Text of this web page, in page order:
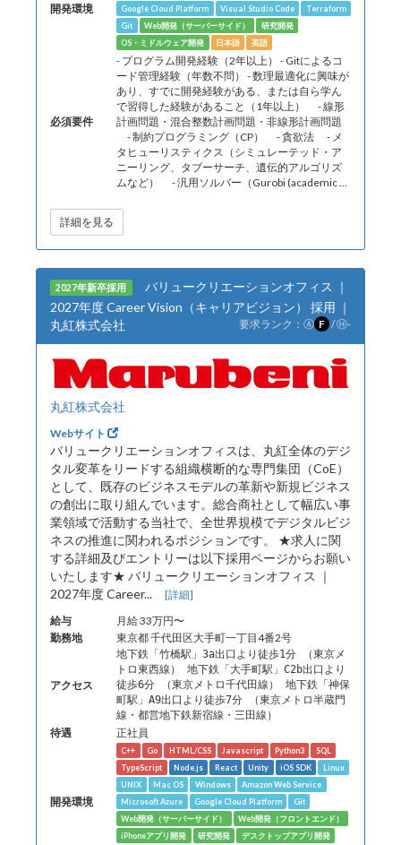
開発環境
Google Cloud Platform
Visual Studio Code
Terraform
Git
Web開発（サーバーサイド）
研究開発
OS・ミドルウェア開発
日本語 英語
必須要件
- プログラム開発経験（2年以上） - Gitによるコ
ード管理経験（年数不問） - 数理最適化に興味が
あり、すでに開発経験がある、または自ら学ん
で習得した経験があること（1年以上） - 線形
計画問題・混合整数計画問題・非線形計画問題
- 制約プログラミング（CP） - 貪欲法 - メ
タヒューリスティクス（シミュレーテッド・ア
ニーリング、タブーサーチ、遺伝的アルゴリズ
ムなど） - 汎用ソルバー（Gurobi (academic ...
詳細を見る
2027年新卒採用
バリュークリエーションオフィス ｜
2027年度 Career Vision（キャリアビジョン） 採用 ｜
丸紅株式会社
要求ランク： Ⓐ F /Ⓗ-
丸紅株式会社
Webサイト
バリュークリエーションオフィスは、丸紅全体のデジ
タル変革をリードする組織横断的な専門集団（CoE）
として、既存のビジネスモデルの革新や新規ビジネス
の創出に取り組んでいます。総合商社として幅広い事
業領域で活動する当社で、全世界規模でデジタルビジ
ネスの推進に関われるポジションです。 ★求人に関
する詳細及びエントリーは以下採用ページからお願い
いたします★ バリュークリエーションオフィス ｜
2027年度 Career... [詳細]
給与
月給 33万円〜
勤務地
東京都 千代田区大手町一丁目4番2号
アクセス
地下鉄「竹橋駅」3a出口より徒歩1分 （東京メ
トロ東西線） 地下鉄「大手町駅」C2b出口より
徒歩6分 （東京メトロ千代田線） 地下鉄「神保
町駅」A9出口より徒歩7分 （東京メトロ半蔵門
線・都営地下鉄新宿線・三田線）
待遇 正社員
開発環境
C++ Go HTML/CSS Javascript Python3
SQL
TypeScript
Node.js React Unity iOS SDK
Linux
UNIX
Mac OS Windows
Amazon Web Service
Microsoft Azure
Google Cloud Platform
Git
Web開発（サーバーサイド）
Web開発（フロントエンド）
iPhoneアプリ開発
研究開発 デスクトップアプリ開発